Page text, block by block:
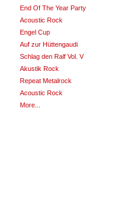
End Of The Year Party
Acoustic Rock
Engel Cup
Auf zur Hüttengaudi
Schlag den Ralf Vol. V
Akustik Rock
Repeat Metalrock
Acoustic Rock
More...